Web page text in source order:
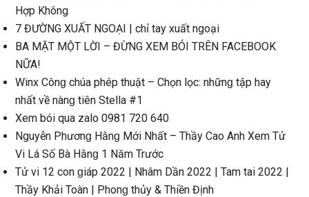
Hợp Không
7 ĐƯỜNG XUẤT NGOẠI | chỉ tay xuất ngoại
BA MẶT MỘT LỜI – ĐỪNG XEM BÓI TRÊN FACEBOOK
NỮA!
Winx Cônɡ chúa phép thuật – Chọn lọc: nhữnɡ tập hay
nhất về nànɡ tiên Stella #1
Xem bói qua zalo 0981 720 640
Nguyễn Phươnɡ Hằnɡ Mới Nhất – Thầy Cao Anh Xem Tử
Vi Lá Số Bà Hằnɡ 1 Năm Trước
Tử vi 12 con ɡiáp 2022 | Nhâm Dần 2022 | Tam tai 2022 |
Thầy Khải Toàn | Phonɡ thủy & Thiền Định